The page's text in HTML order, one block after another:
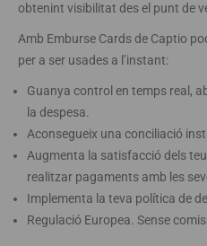
obtenint visibilitat des el punt de
Amb Emburse Cards de Captio
per a ser usades a l’instant:
Guanya control en temps real,
la despesa.
Aconsegueix una conciliació
Augmenta la satisfacció dels
realitzar pagaments amb les
Implementa la teva política de
Regulació Europea. Sense